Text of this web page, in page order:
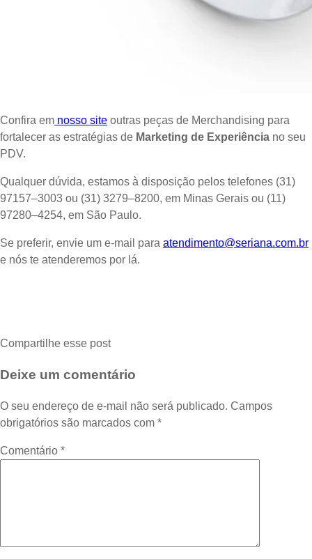
Confira em nosso site outras peças de Merchandising para
fortalecer as estratégias de Marketing de Experiência no seu
PDV.
Qualquer dúvida, estamos à disposição pelos telefones (31)
97157–3003 ou (31) 3279–8200, em Minas Gerais ou (11)
97280–4254, em São Paulo.
Se preferir, envie um e-mail para atendimento@seriana.com.br
e nós te atenderemos por lá.
Compartilhe esse post
Deixe um comentário
O seu endereço de e-mail não será publicado. Campos
obrigatórios são marcados com *
Comentário *